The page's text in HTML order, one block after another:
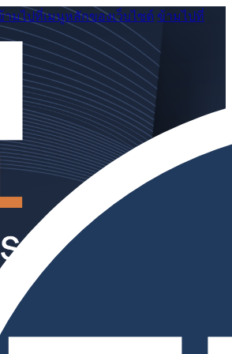
ามไปที่เมนูหลักของเว็บไซต์ ข้ามไปที่